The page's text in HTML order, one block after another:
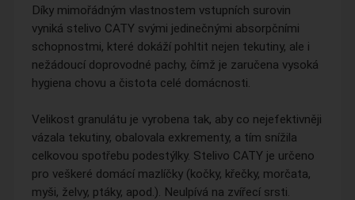
Díky mimořádným vlastnostem vstupních surovin
vyniká stelivo CATY svými jedinečnými absorpčními
schopnostmi, které dokáží pohltit nejen tekutiny, ale i
nežádoucí doprovodné pachy, čímž je zaručena vysoká
hygiena chovu a čistota celé domácnosti.
Velikost granulátu je vyrobena tak, aby co nejefektivněji
vázala tekutiny, obalovala exkrementy, a tím snížila
celkovou spotřebu podestýlky. Stelivo CATY je určeno
pro veškeré domácí mazlíčky (kočky, křečky, morčata,
myši, želvy, ptáky, apod.). Neulpívá na zvířecí srsti.